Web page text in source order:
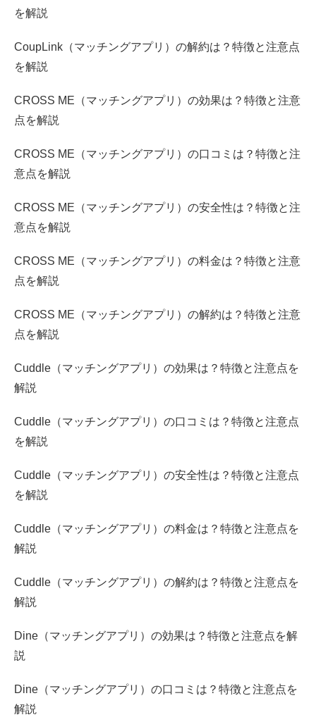
を解説
CoupLink（マッチングアプリ）の解約は？特徴と注意点
を解説
CROSS ME（マッチングアプリ）の効果は？特徴と注意
点を解説
CROSS ME（マッチングアプリ）の口コミは？特徴と注
意点を解説
CROSS ME（マッチングアプリ）の安全性は？特徴と注
意点を解説
CROSS ME（マッチングアプリ）の料金は？特徴と注意
点を解説
CROSS ME（マッチングアプリ）の解約は？特徴と注意
点を解説
Cuddle（マッチングアプリ）の効果は？特徴と注意点を
解説
Cuddle（マッチングアプリ）の口コミは？特徴と注意点
を解説
Cuddle（マッチングアプリ）の安全性は？特徴と注意点
を解説
Cuddle（マッチングアプリ）の料金は？特徴と注意点を
解説
Cuddle（マッチングアプリ）の解約は？特徴と注意点を
解説
Dine（マッチングアプリ）の効果は？特徴と注意点を解
説
Dine（マッチングアプリ）の口コミは？特徴と注意点を
解説